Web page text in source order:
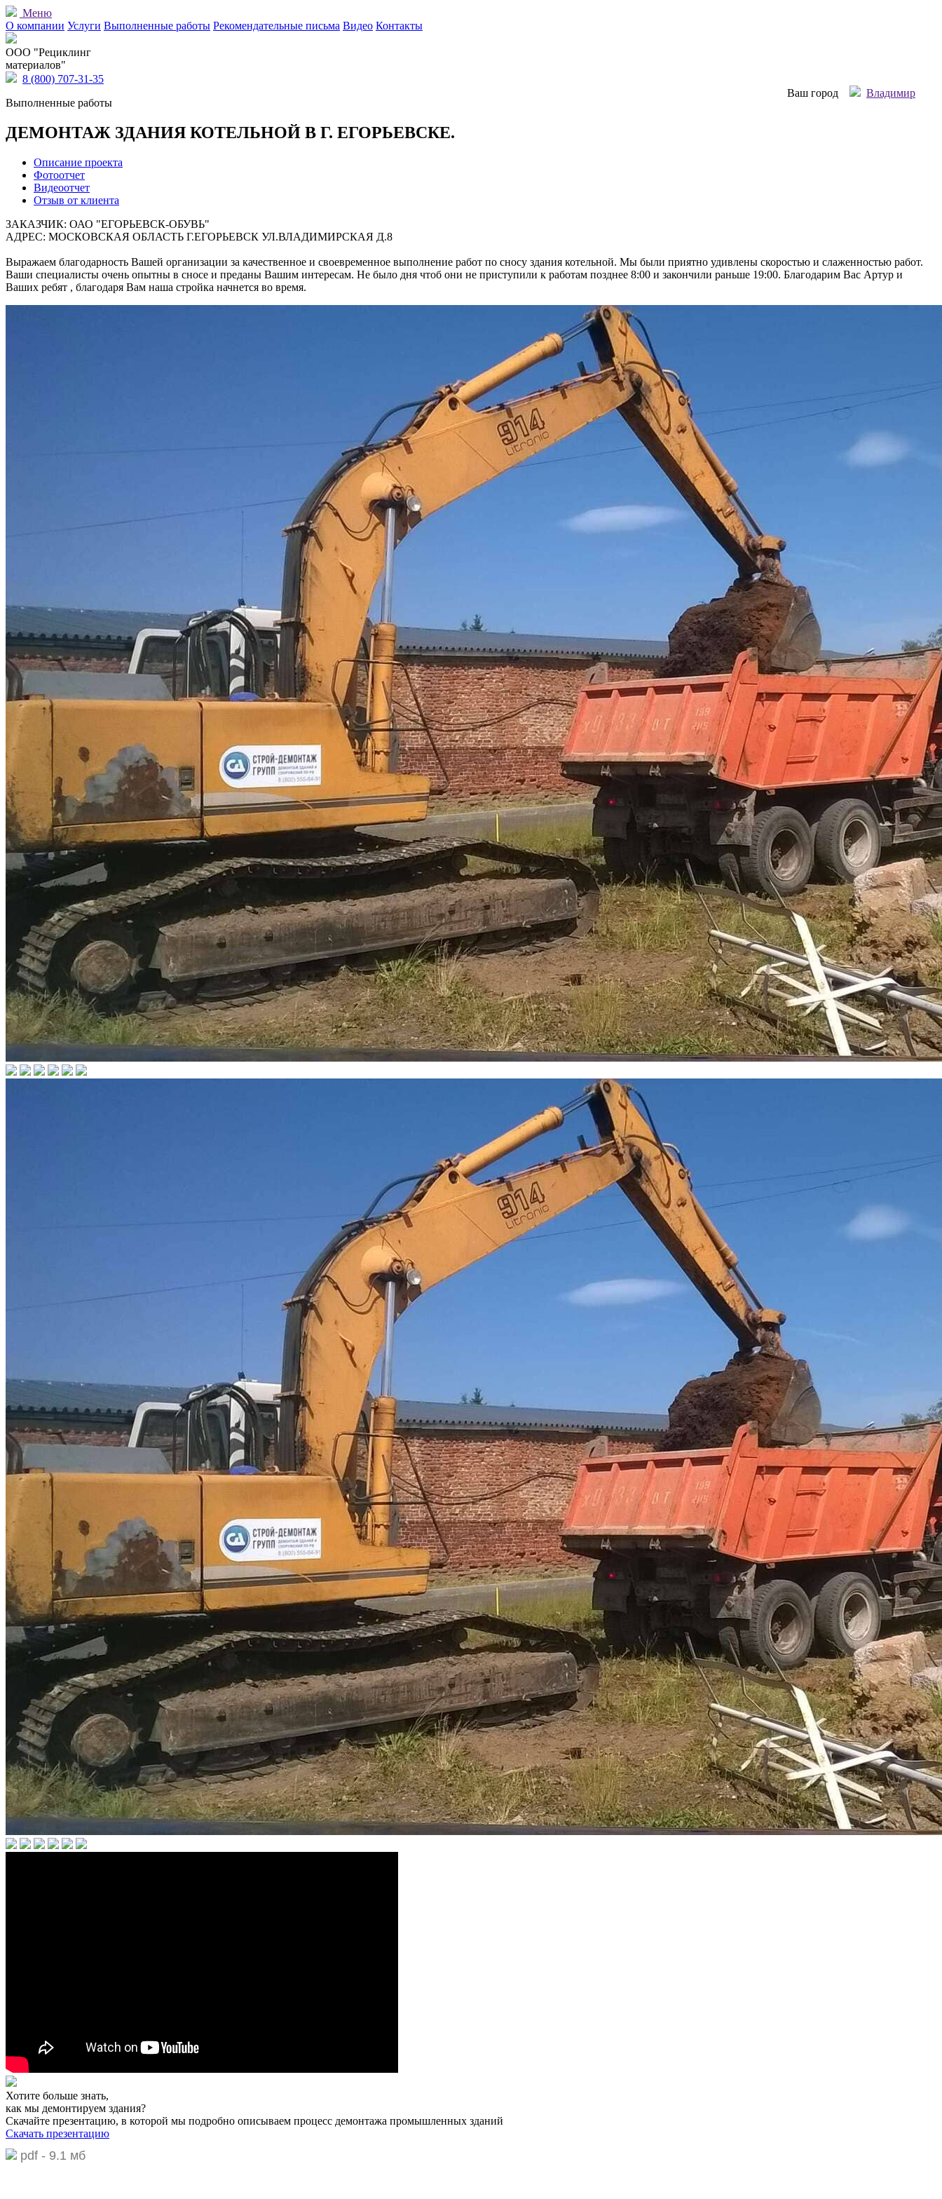
Меню
О компании Услуги Выполненные работы Рекомендательные письма Видео Контакты
OOO "Рециклинг
материалов"
8 (800) 707-31-35
Ваш город
Владимир
Выполненные работы
ДЕМОНТАЖ ЗДАНИЯ КОТЕЛЬНОЙ В Г. ЕГОРЬЕВСКЕ.
Описание проекта
Фотоотчет
Видеоотчет
Отзыв от клиента
ЗАКАЗЧИК: ОАО "ЕГОРЬЕВСК-ОБУВЬ"
АДРЕС: МОСКОВСКАЯ ОБЛАСТЬ Г.ЕГОРЬЕВСК УЛ.ВЛАДИМИРСКАЯ Д.8
Выражаем благодарность Вашей организации за качественное и своевременное выполнение работ по сносу здания котельной. Мы были приятно удивлены скоростью и слаженностью работ.
Ваши специалисты очень опытны в сносе и преданы Вашим интересам. Не было дня чтоб они не приступили к работам позднее 8:00 и закончили раньше 19:00. Благодарим Вас Артур и
Ваших ребят , благодаря Вам наша стройка начнется во время.
Хотите больше знать,
как мы демонтируем здания?
Скачайте презентацию, в которой мы подробно описываем процесс демонтажа промышленных зданий
Скачать презентацию
pdf - 9.1 мб